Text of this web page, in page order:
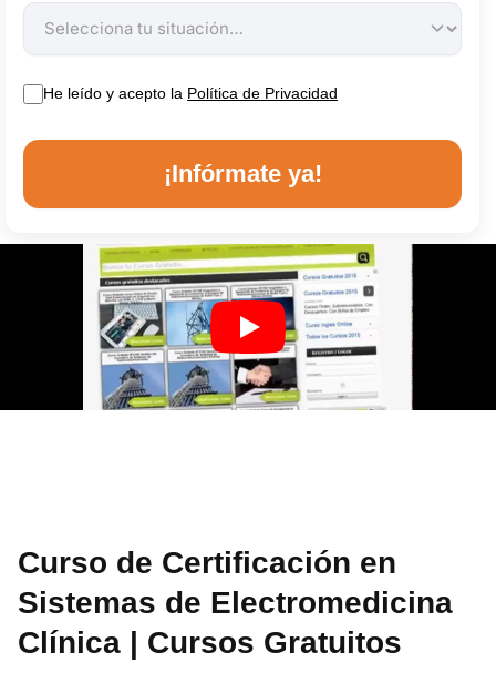
He leído y acepto la Política de Privacidad
¡Infórmate ya!
Curso de Certificación en
Sistemas de Electromedicina
Clínica | Cursos Gratuitos